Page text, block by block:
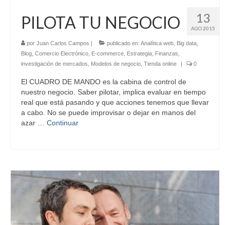
13
AGO 2015
PILOTA TU NEGOCIO
por Juan Carlos Campos | publicado en: Analítica web Big data
Blog Comercio Electrónico E-commerce Estrategia Finanzas
investigación de mercados
Modelos de negocio Tienda online | 0
El CUADRO DE MANDO es la cabina de control de
nuestro negocio. Saber pilotar, implica evaluar en tiempo
real que está pasando y que acciones tenemos que llevar
a cabo. No se puede improvisar o dejar en manos del
azar … Continuar